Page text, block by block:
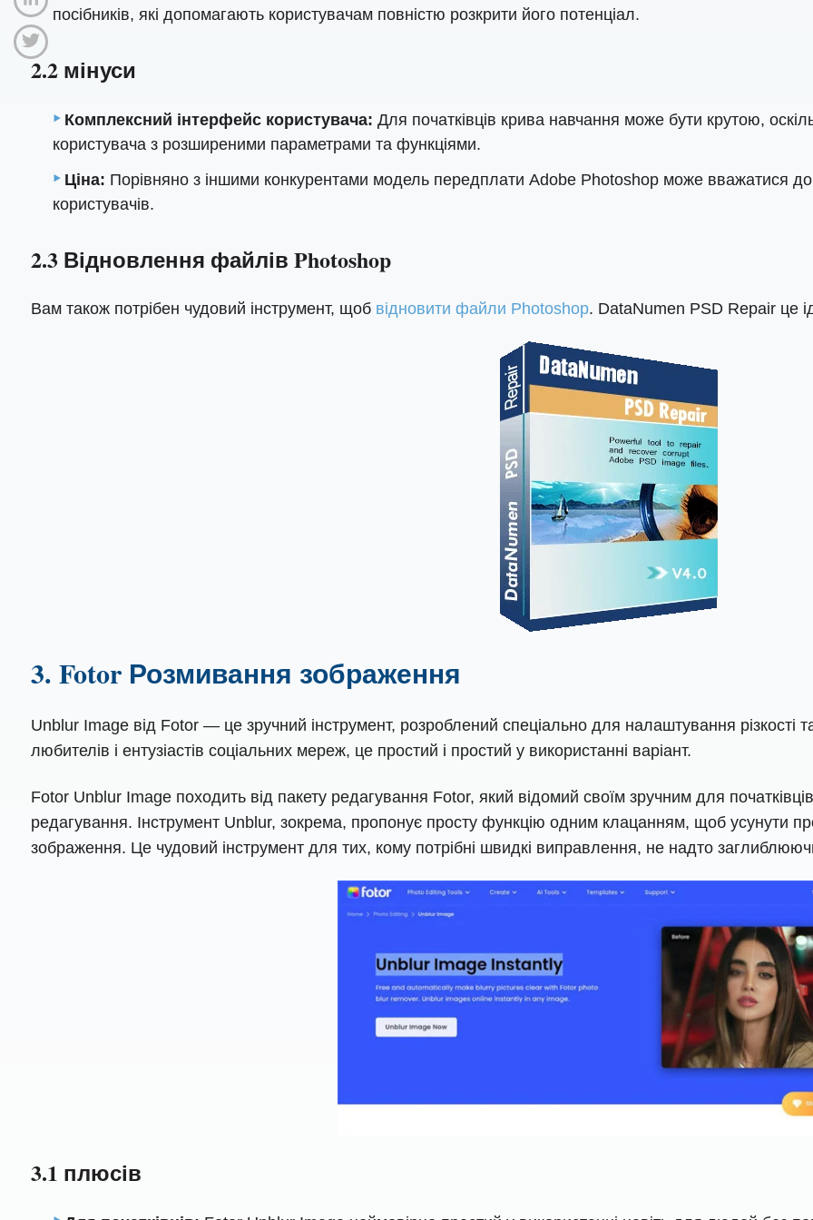
посібників, які допомагають користувачам повністю розкрити його потенціал.
2.2 мінуси
Комплексний інтерфейс користувача: Для початківців крива навчання може бути крутою,
користувача з розширеними параметрами та функціями.
Ціна: Порівняно з іншими конкурентами модель передплати Adobe Photoshop може вважатися
користувачів.
2.3 Відновлення файлів Photoshop
Вам також потрібен чудовий інструмент, щоб відновити файли Photoshop. DataNumen PSD Repair це
3. Fotor Розмивання зображення
Unblur Image від Fotor — це зручний інструмент, розроблений спеціально для налаштування різкості
любителів і ентузіастів соціальних мереж, це простий і простий у використанні варіант.
Fotor Unblur Image походить від пакету редагування Fotor, який відомий своїм зручним для
редагування. Інструмент Unblur, зокрема, пропонує просту функцію одним клацанням, щоб усунути
зображення. Це чудовий інструмент для тих, кому потрібні швидкі виправлення, не надто
3.1 плюсів